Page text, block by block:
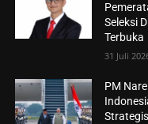
Seleksi
Terbuka
31 Juli
PM